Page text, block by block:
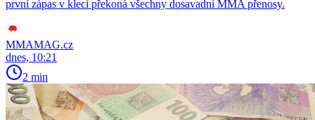
první zápas v kleci překoná všechny dosavadní MMA přenosy.
MMAMAG.cz
dnes, 10:21
2 min